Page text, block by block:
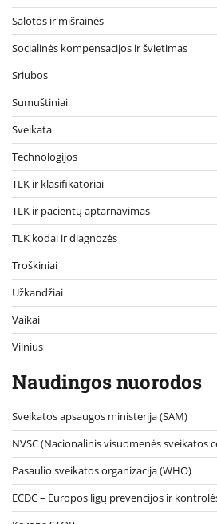
Salotos ir mišrainės
Socialinės kompensacijos ir švietimas
Sriubos
Sumuštiniai
Sveikata
Technologijos
TLK ir klasifikatoriai
TLK ir pacientų aptarnavimas
TLK kodai ir diagnozės
Troškiniai
Užkandžiai
Vaikai
Vilnius
Naudingos nuorodos
Sveikatos apsaugos ministerija (SAM)
NVSC (Nacionalinis visuomenės sveikatos
Pasaulio sveikatos organizacija (WHO)
ECDC – Europos ligų prevencijos ir